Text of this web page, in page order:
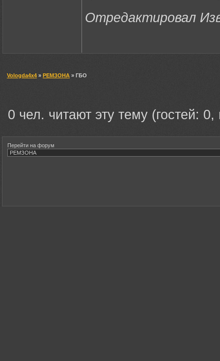
Отредактировал
Vologda4x4 » РЕМЗОНА » ГБО
0 чел. читают эту тему (гостей:
Перейти на форум